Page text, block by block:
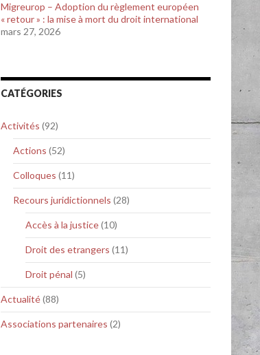
Migreurop – Adoption du règlement européen
« retour » : la mise à mort du droit international
mars 27, 2026
CATÉGORIES
Activités (92)
Actions (52)
Colloques (11)
Recours juridictionnels (28)
Accès à la justice(10)
Droit des etrangers (11)
Droit pénal (5)
Actualité(88)
Associations partenaires (2)